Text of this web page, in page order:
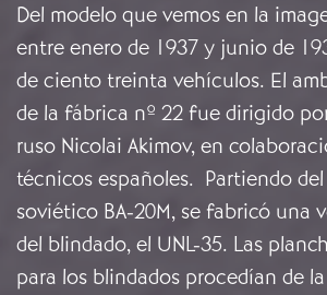
Del modelo que vemos en la
entre enero de 1937 y junio de
de ciento treinta vehículos. El
de la fábrica nº 22 fue dirigido
ruso Nicolai Akimov, en
técnicos españoles. Partiendo
soviético BA-20M, se fabricó una
del blindado, el UNL-35. Las
para los blindados procedían de